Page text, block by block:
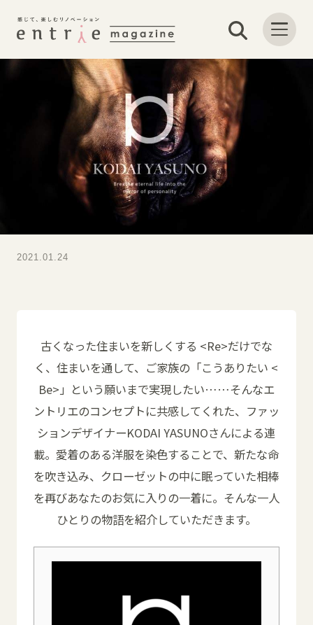
2021.01.24
古くなった住まいを新しくする <Re>だけでな
く、住まいを通して、ご家族の「こうありたい <
Be>」という願いまで実現したい……そんなエ
ントリエのコンセプトに共感してくれた、ファッ
ションデザイナーKODAI YASUNOさんによる連
載。愛着のある洋服を染色することで、新たな命
を吹き込み、クローゼットの中に眠っていた相棒
を再びあなたのお気に入りの一着に。そんな一人
ひとりの物語を紹介していただきます。